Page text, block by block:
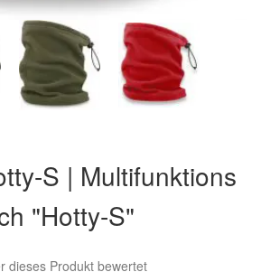
S | Multifunktions
"Hotty-S"
dieses Produkt bewertet